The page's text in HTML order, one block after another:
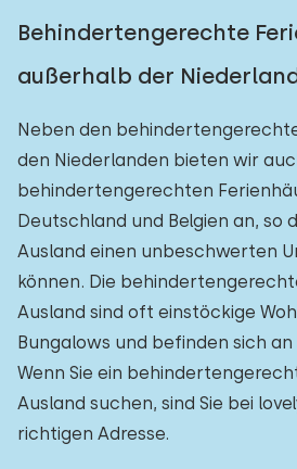
Behindertengerechte
außerhalb der
Neben den
den Niederlanden bieten wir
behindertengerechten
Deutschland und Belgien an, so
Ausland einen unbeschwerten
können. Die
Ausland sind oft einstöckige
Bungalows und befinden sich
Wenn Sie ein
Ausland suchen, sind Sie bei
richtigen Adresse.